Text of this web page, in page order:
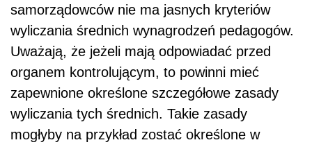
samorządowców nie ma jasnych kryteriów
wyliczania średnich wynagrodzeń pedagogów.
Uważają, że jeżeli mają odpowiadać przed
organem kontrolującym, to powinni mieć
zapewnione określone szczegółowe zasady
wyliczania tych średnich. Takie zasady
mogłyby na przykład zostać określone w